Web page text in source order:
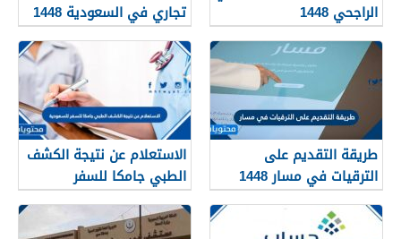
الراجحي 1448
تجاري في السعودية 1448
طريقة التقديم على
الترقيات في مسار 1448
الاستعلام عن نتيجة الكشف
الطبي جامكا للسفر
للسعودية 1448